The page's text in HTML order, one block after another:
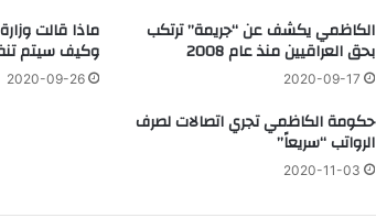
الكاظمي يكشف عن “جريمة” ترتكب
بحق العراقيين منذ عام 2008
2020-09-17
ماذا قالت
وكيف سيتم
2020-09-26
حكومة الكاظمي تجري اتصالات لصرف
الرواتب “سريعاً”
2020-11-03